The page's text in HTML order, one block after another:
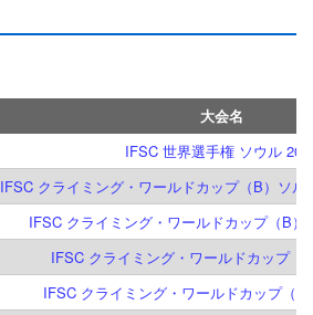
大会名
IFSC 世界選手権 ソウル
IFSC クライミング・ワールドカップ（B）ソル
IFSC クライミング・ワールドカップ（B）
IFSC クライミング・ワールドカップ（
IFSC クライミング・ワールドカップ（B